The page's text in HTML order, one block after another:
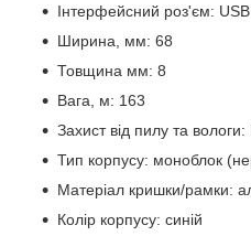
Інтерфейсний роз'єм:
Ширина, мм: 68
Товщина мм: 8
Вага, м: 163
Захист від пилу та
Тип корпусу: моноблок
Матеріал кришки/рамки:
Колір корпусу: синій